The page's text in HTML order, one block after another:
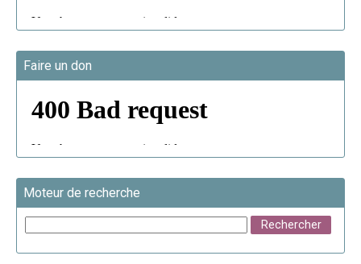
Faire un don
Moteur de recherche